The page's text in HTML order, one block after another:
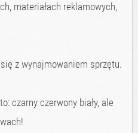
materiałach reklamowych,
się z wynajmowaniem sprzętu.
czarny czerwony biały, ale